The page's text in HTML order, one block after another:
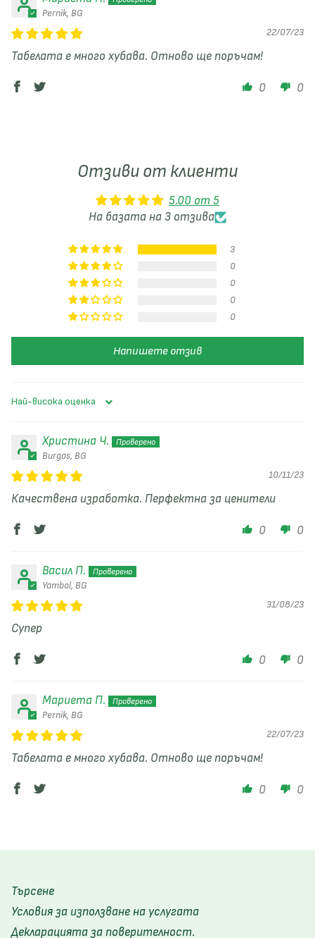
Pernik, BG
22/07/23
Табелата е много хубава. Отново ще поръчам!
0 0
Отзиви от клиенти
5.00 от 5
На базата на 3 отзива
3
0
0
0
0
Напишете отзив
Христина Ч.
Burgas, BG
10/11/23
Качествена изработка. Перфектна за ценители
0 0
Васил П.
Yambol, BG
31/08/23
Супер
0 0
Мариета П.
Pernik, BG
22/07/23
Табелата е много хубава. Отново ще поръчам!
0 0
Търсене
Условия за използване на услугата
Декларацията за поверителност.